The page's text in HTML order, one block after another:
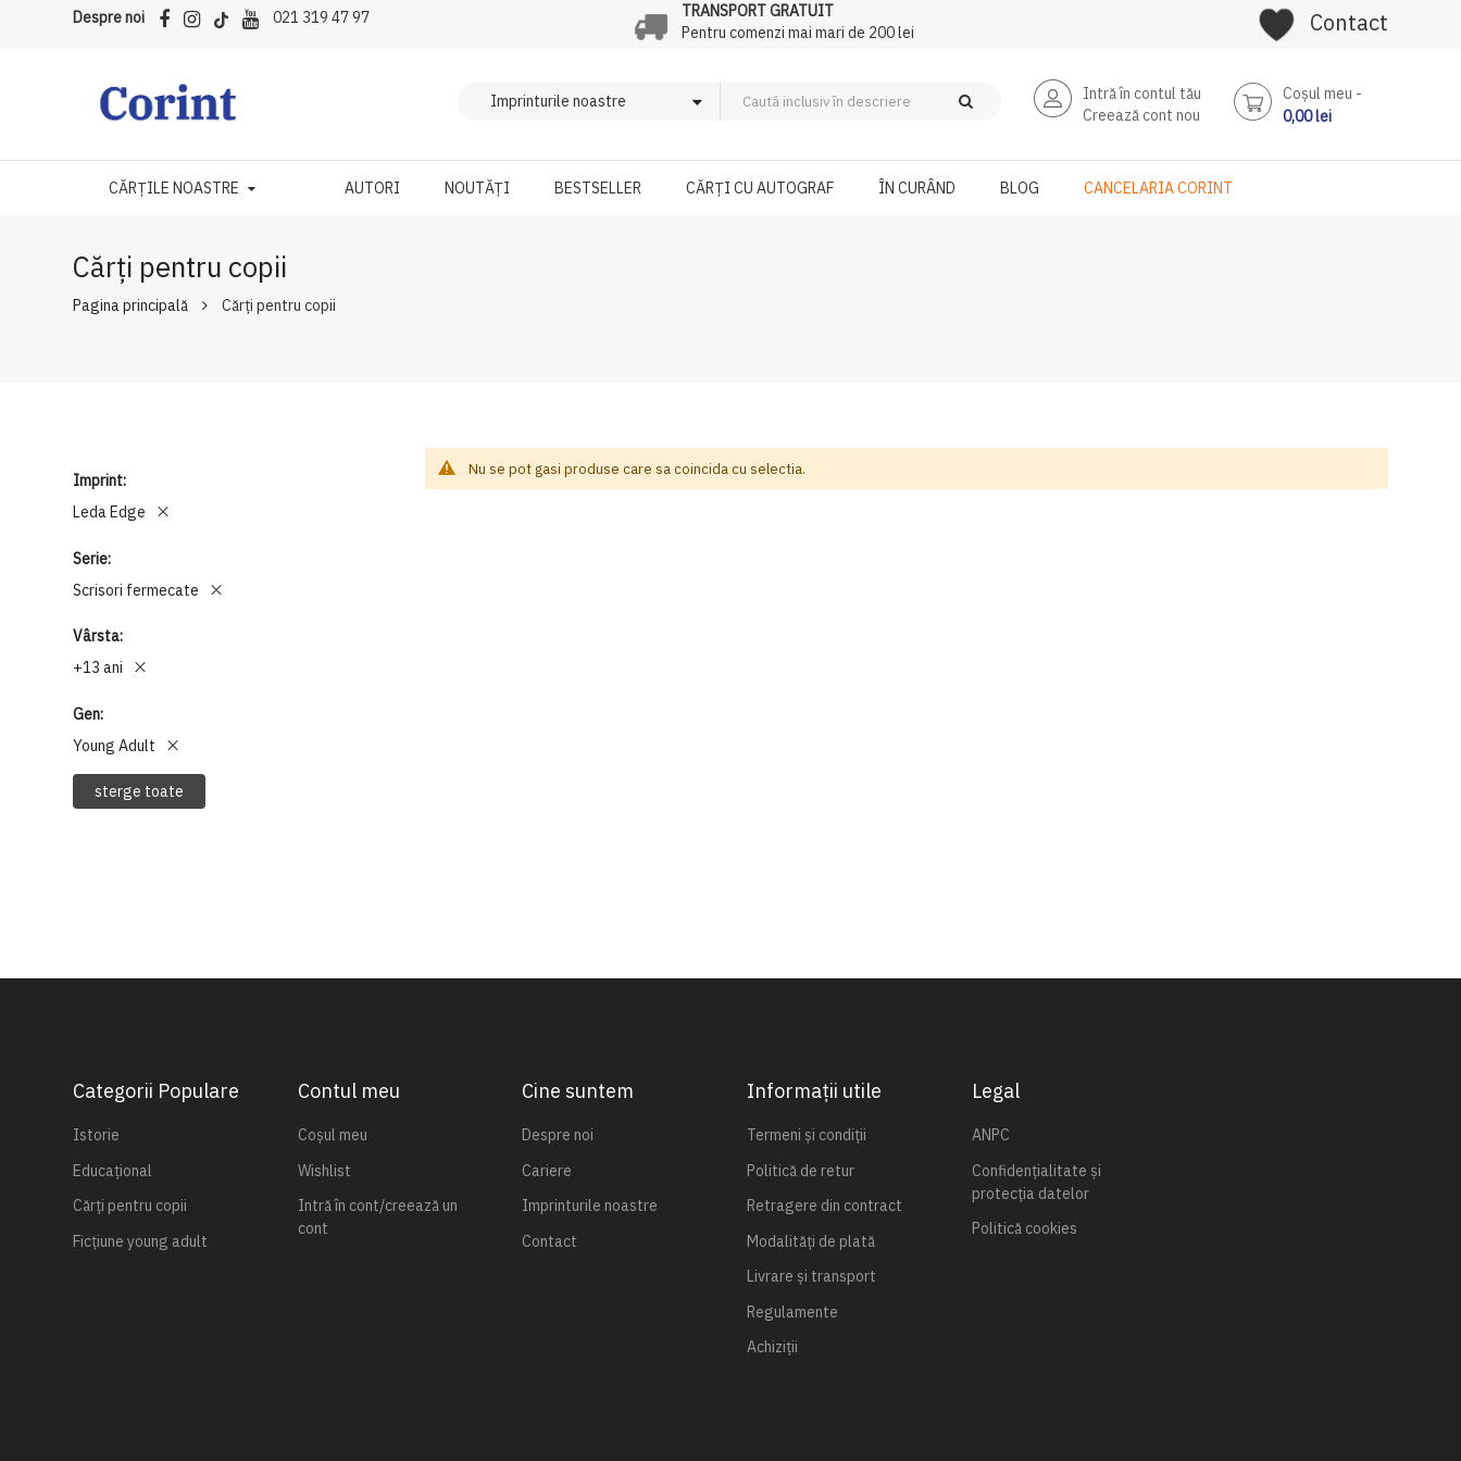
Despre noi 021 319 47 97
TRANSPORT GRATUIT
Pentru comenzi mai mari de 200 lei
Contact
Intră în contul tău
Creează cont nou
Coşul meu
0,00 lei
CĂRȚILE NOASTRE AUTORI NOUTĂȚI BESTSELLER CĂRȚI CU AUTOGRAF ÎN CURÂND BLOG CANCELARIA CORINT
Cărți pentru copii
Pagina principală Cărți pentru copii
Imprint
Leda Edge
Serie
Scrisori fermecate
Vârsta
+13 ani
Gen
Young Adult
sterge toate
Nu se pot gasi produse care sa coincida cu selectia.
Categorii Populare
Istorie
Educațional
Cărți pentru copii
Ficțiune young adult
Contul meu
Coșul meu
Wishlist
Intră în cont/creează un
cont
Cine suntem
Despre noi
Cariere
Imprinturile noastre
Contact
Informații utile
Termeni și condiții
Politică de retur
Retragere din contract
Modalități de plată
Livrare și transport
Regulamente
Achiziții
Legal
ANPC
Confidențialitate și
protecția datelor
Politică cookies